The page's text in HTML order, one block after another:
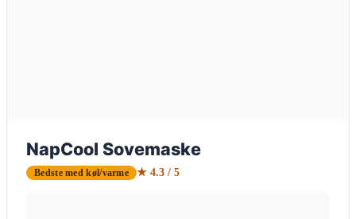
NapCool Sovemaske
Bedste med køl/varme ★ 4.3 / 5